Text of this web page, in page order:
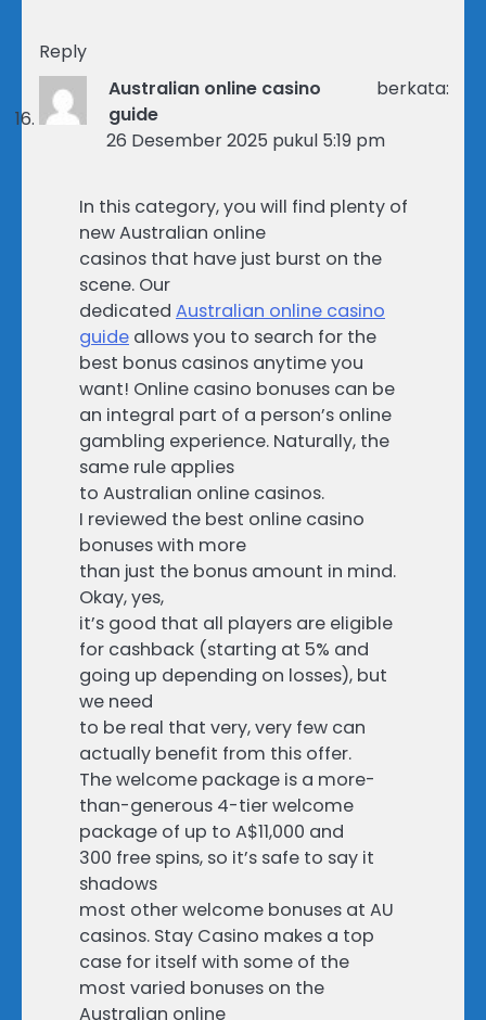
Reply
Australian online casino
guide
berkata:
26 Desember 2025 pukul 5:19 pm
In this category, you will find plenty of
new Australian online
casinos that have just burst on the
scene. Our
dedicated Australian online casino
guide allows you to search for the
best bonus casinos anytime you
want! Online casino bonuses can be
an integral part of a person’s online
gambling experience. Naturally, the
same rule applies
to Australian online casinos.
I reviewed the best online casino
bonuses with more
than just the bonus amount in mind.
Okay, yes,
it’s good that all players are eligible
for cashback (starting at 5% and
going up depending on losses), but
we need
to be real that very, very few can
actually benefit from this offer.
The welcome package is a more-
than-generous 4-tier welcome
package of up to A$11,000 and
300 free spins, so it’s safe to say it
shadows
most other welcome bonuses at AU
casinos. Stay Casino makes a top
case for itself with some of the
most varied bonuses on the
Australian online